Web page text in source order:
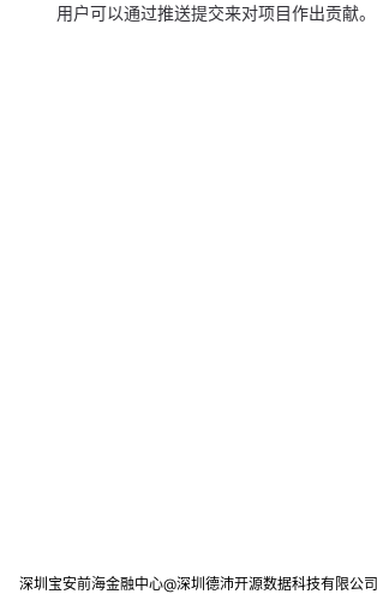
用户可以通过推送提交来对项目作出贡献。
深圳宝安前海金融中心@深圳德沛开源数据科技有限公司